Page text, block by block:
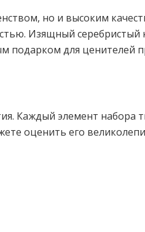
но и высоким
Изящный серебристый
подарком для ценителей
Каждый элемент
оценить его